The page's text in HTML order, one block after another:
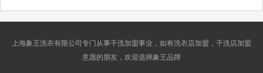
上海象王洗衣有限公司专门从事干洗加盟事业，如有洗衣店加盟，干洗店加盟
意愿的朋友，欢迎选择象王品牌